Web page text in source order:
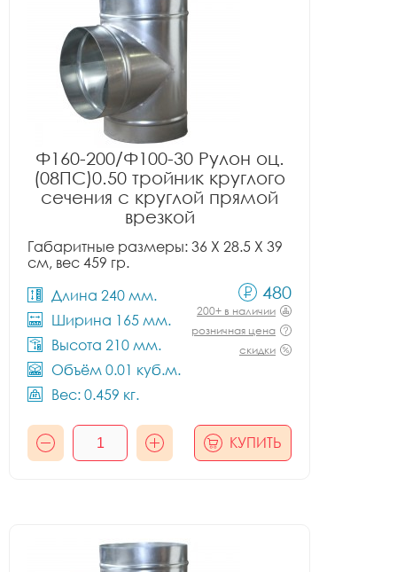
Ф160-200/Ф100-30 Рулон оц.
(08ПС)0.50 тройник круглого
сечения с круглой прямой
врезкой
Габаритные размеры: 36 X 28.5 X 39
см, вес 459 гр.
Длина 240 мм.
Ширина 165 мм.
Высота 210 мм.
Объём 0.01 куб.м.
Вес: 0.459 кг.
480
200+ в наличии
розничная цена
скидки
КУПИТЬ